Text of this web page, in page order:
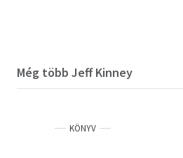
Még több Jeff Kinney
KÖNYV